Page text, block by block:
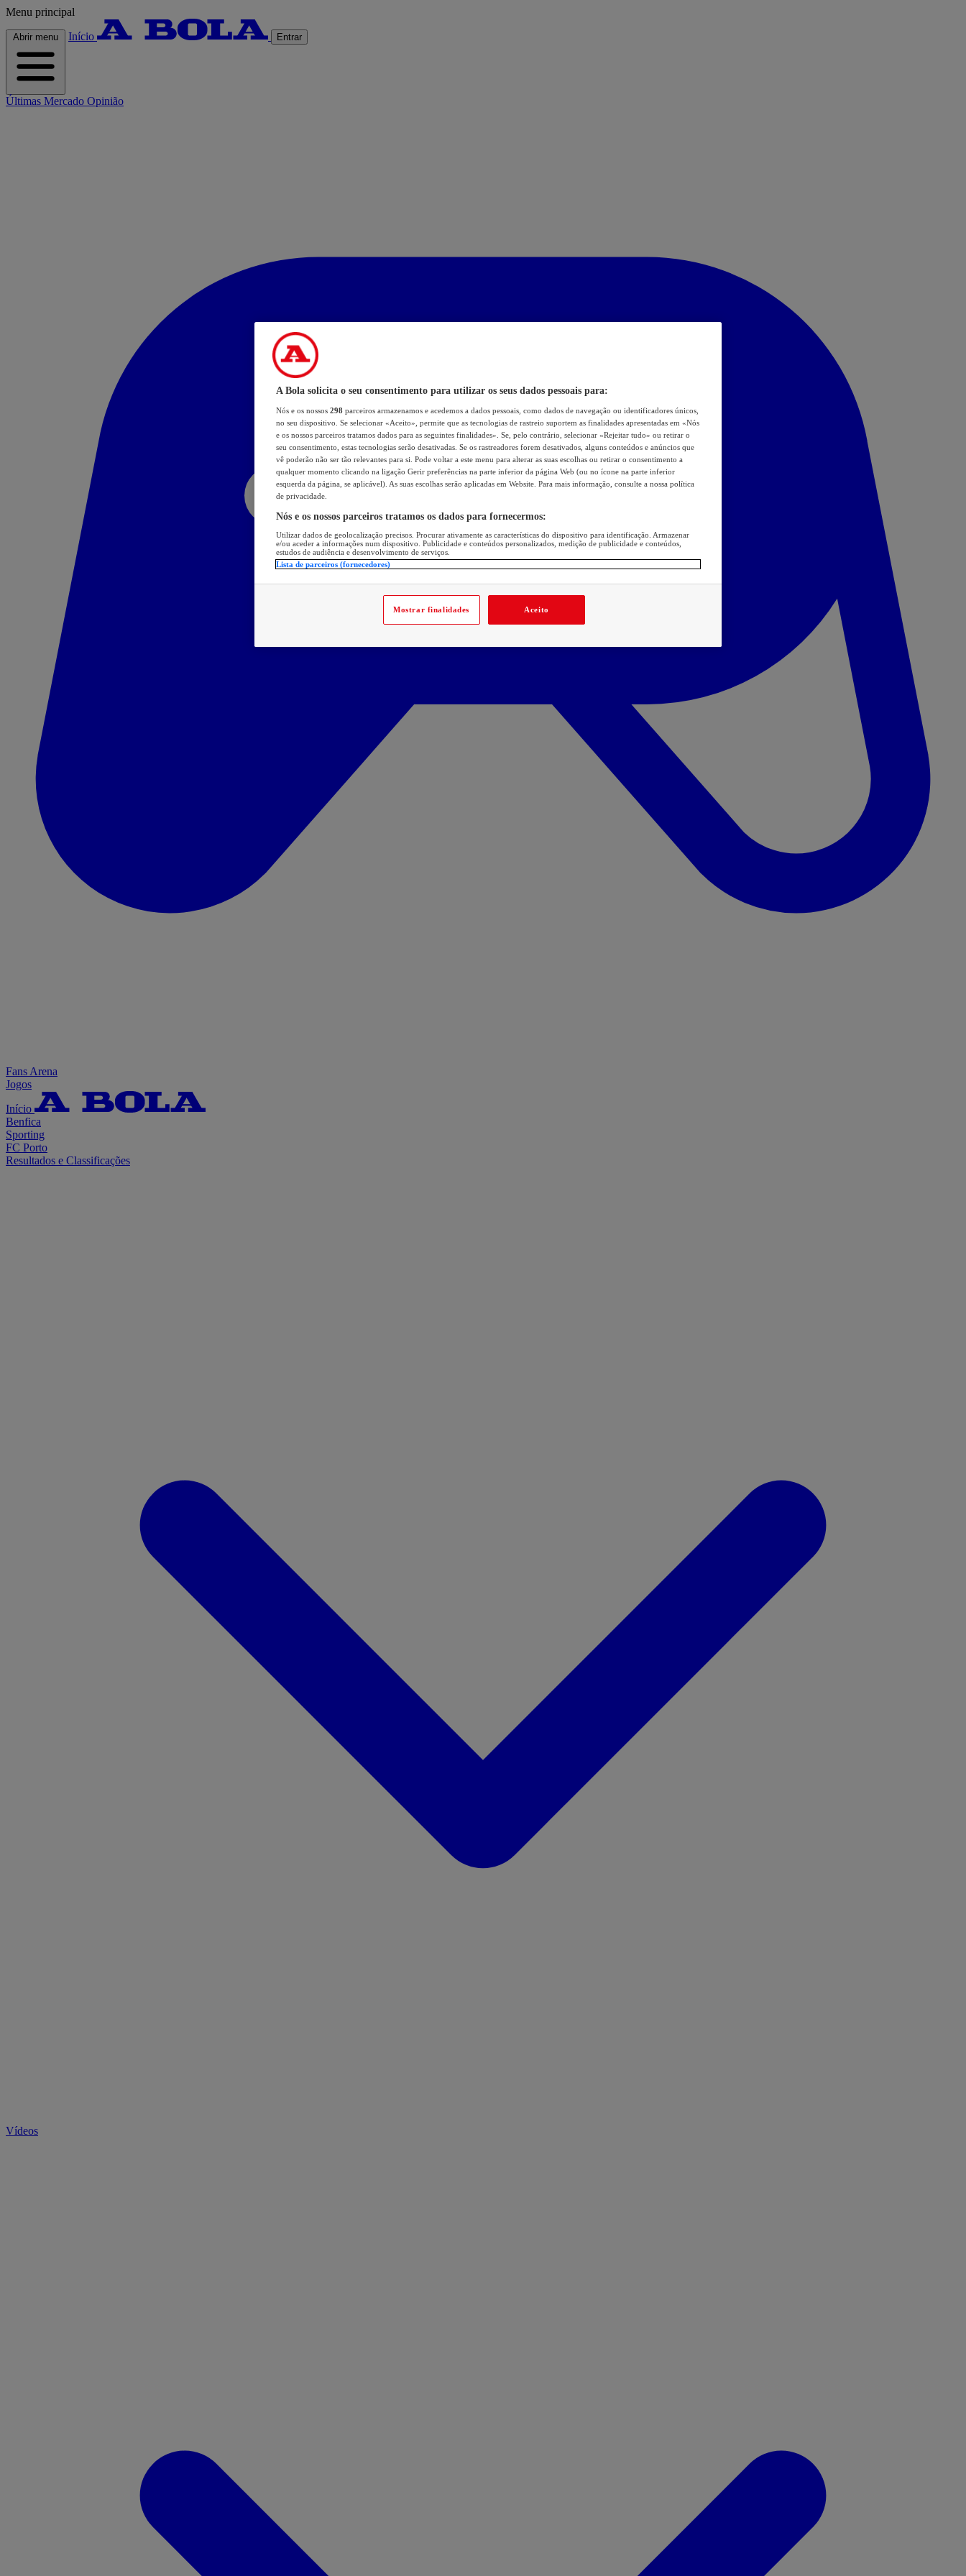
Menu principal
Abrir menu Início Entrar
Últimas Mercado Opinião
Fans Arena
Jogos
Início
Benfica
Sporting
FC Porto
Resultados e Classificações
Vídeos
A Bola solicita o seu consentimento para utilizar os seus dados pessoais para:
Nós e os nossos 298 parceiros armazenamos e acedemos a dados pessoais, como dados de navegação ou identificadores únicos,
no seu dispositivo. Se selecionar «Aceito», permite que as tecnologias de rastreio suportem as finalidades apresentadas em «Nós
e os nossos parceiros tratamos dados para as seguintes finalidades». Se, pelo contrário, selecionar «Rejeitar tudo» ou retirar o
seu consentimento, estas tecnologias serão desativadas. Se os rastreadores forem desativados, alguns conteúdos e anúncios que
vê poderão não ser tão relevantes para si. Pode voltar a este menu para alterar as suas escolhas ou retirar o consentimento a
qualquer momento clicando na ligação Gerir preferências na parte inferior da página Web (ou no ícone na parte inferior
esquerda da página, se aplicável). As suas escolhas serão aplicadas em Website. Para mais informação, consulte a nossa política
de privacidade.
Nós e os nossos parceiros tratamos os dados para fornecermos:
Utilizar dados de geolocalização precisos. Procurar ativamente as características do dispositivo para identificação. Armazenar
e/ou aceder a informações num dispositivo. Publicidade e conteúdos personalizados, medição de publicidade e conteúdos,
estudos de audiência e desenvolvimento de serviços.
Lista de parceiros (fornecedores)
Mostrar finalidades Aceito